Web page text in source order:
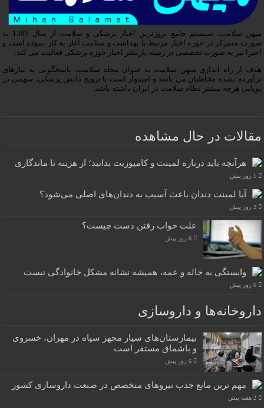
میهن سلامت، سیستم جامع بروزترین اخبار پزشکی و سلامت از سال 1389 به
صورت متمرکز در حوزه اخبار مرتبط با بهداشت و سلامت آغاز به کار نموده است و
اخیرا نیز به صورت تخصصی در زمینه بازنشر اخبار حوزه پزشکی فعالیت می کند.
هدف از راه اندازی میهن سلامت به عنوان مجله سلامت، پاسخگویی به نیازهای
برآورده نشده مخاطبان می باشد و امیدوار است با ترویج دانش پزشکی، سهمی در
پویایی هرچه بیشتر نظام سلامت در ایران داشته باشد.
مقالات در حال مشاهده
هرآنچه باید درباره لمینت و کامپوزیت بدانید؛ از هزینه تا ماندگاری
1 روز پیش
آیا لمینت دندان باعث آسیب به دندان‌های اصلی می‌شود؟
2 روز پیش
علت خواب رفتن دست چیست؟
6 روز پیش
وابستگی به خاله و عمه، همیشه نشانه مشکل خانوادگی نیست
6 روز پیش
داروخانه‌ها و داروسازی
بیمارستان‌های سیار مجهز سپاه در مهران، خسروی
و باشماق مستقر است
6 روز پیش
مهم ترین مانع جذب نیروهای متخصص در صنعت داروسازی کشور
2 هفته پیش